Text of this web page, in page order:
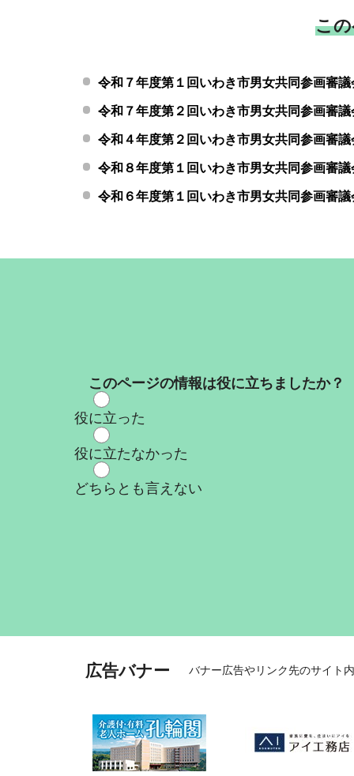
こ
令和７年度第１回いわき市男女共同参画審
令和７年度第２回いわき市男女共同参画審
令和４年度第２回いわき市男女共同参画審
令和８年度第１回いわき市男女共同参画審
令和６年度第１回いわき市男女共同参画審
このページの情報は役に立ちましたか？
役に立った
役に立たなかった
どちらとも言えない
広告バナー バナー広告やリンク先のサイト